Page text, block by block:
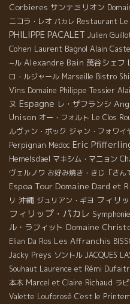
Corbieres サンテミリオン
ニコラ・レオ パカレ Restaurant Le
PHILIPPE PACALET Julien
Cohen Laurent Bagnol Alain
−ル Alexandre Bain 萬谷シェフ
ロ・ルジャール Marseille Bistro
Vins Domaine Philippe Tessier
ヌ Espagne レ・ザフランシ
Unison オー・フォルト Le Clos
ルヴァン・ボック ジャン・フォワイ
Perpignan Medoc Eric
Hemelsdael マキシム・マニョン
ヴェルノワ お好み焼き・きじ「さん
Espoa Tour Domaine Dard et
リ 沖縄 ジュリアン・ギヨ フィリ
フィリップ・パカレ Symphonie
ル・ラフィット Domaine
Elian Da Ros Les Affranchis
Jacky Preys ソントル JACQUES
Souhaut Laurence et Rémi
本木 Marcel et Claire Richaud ラ
Valette Louforosé C'est le